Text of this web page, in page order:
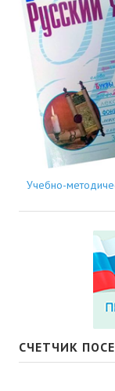
Учебно-
СЧЕТЧИК